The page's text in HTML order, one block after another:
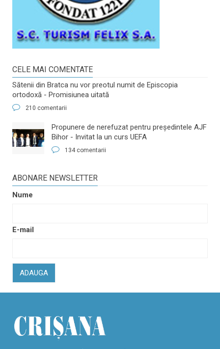
CELE MAI COMENTATE
Sătenii din Bratca nu vor preotul numit de Episcopia
ortodoxă - Promisiunea uitată
210 comentarii
​Propunere de nerefuzat pentru preşedintele AJF
Bihor - Invitat la un curs UEFA
134 comentarii
ABONARE NEWSLETTER
Nume
E-mail
ADAUGA